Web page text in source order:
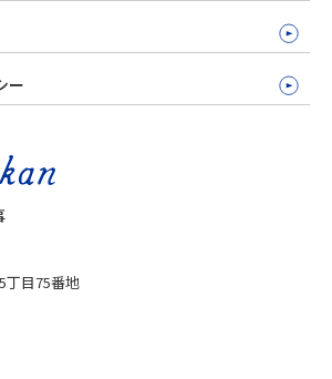
丁目75番地
ー